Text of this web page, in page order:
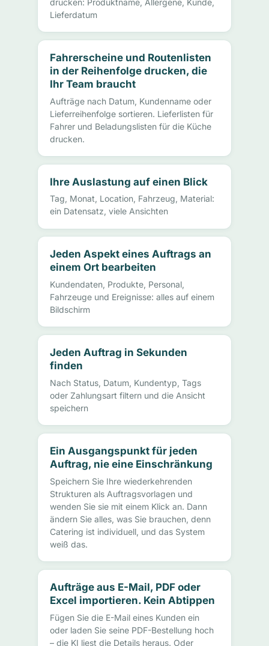
Lieferdatum
Fahrerscheine und Routenlisten
in der Reihenfolge drucken, die
Ihr Team braucht
Aufträge nach Datum, Kundenname oder
Lieferreihenfolge sortieren. Lieferlisten für
Fahrer und Beladungslisten für die Küche
drucken.
Ihre Auslastung auf einen Blick
Tag, Monat, Location, Fahrzeug, Material:
ein Datensatz, viele Ansichten
Jeden Aspekt eines Auftrags an
einem Ort bearbeiten
Kundendaten, Produkte, Personal,
Fahrzeuge und Ereignisse: alles auf einem
Bildschirm
Jeden Auftrag in Sekunden
finden
Nach Status, Datum, Kundentyp, Tags
oder Zahlungsart filtern und die Ansicht
speichern
Ein Ausgangspunkt für jeden
Auftrag, nie eine Einschränkung
Speichern Sie Ihre wiederkehrenden
Strukturen als Auftragsvorlagen und
wenden Sie sie mit einem Klick an. Dann
ändern Sie alles, was Sie brauchen, denn
Catering ist individuell, und das System
weiß das.
Aufträge aus E-Mail, PDF oder
Excel importieren. Kein Abtippen
Fügen Sie die E-Mail eines Kunden ein
oder laden Sie seine PDF-Bestellung hoch
– die KI liest die Details heraus. Oder